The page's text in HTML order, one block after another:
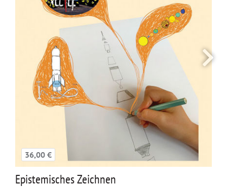
36,00 €
Epistemisches Zeichnen